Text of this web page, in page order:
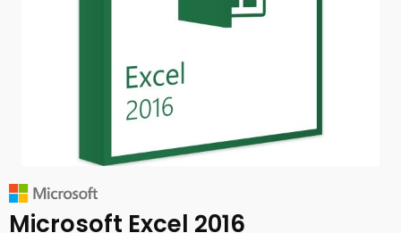
Microsoft Excel 2016